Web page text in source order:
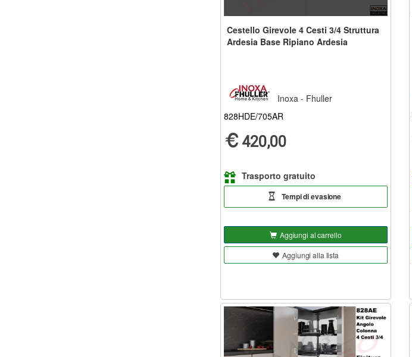
Cestello Girevole 4 Cesti 3/4 Struttura
Ardesia Base Ripiano Ardesia
Inoxa - Fhuller
828HDE/705AR
420,00
Trasporto gratuito
Tempi di evasione
Aggiungi al carrello
Aggiungi alla lista